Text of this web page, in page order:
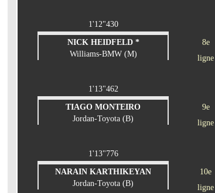
1'12"430
NICK HEIDFELD *
Williams-BMW (M)
8e
ligne
1'13"462
TIAGO MONTEIRO
Jordan-Toyota (B)
9e
ligne
1'13"776
NARAIN KARTHIKEYAN
Jordan-Toyota (B)
10e
ligne